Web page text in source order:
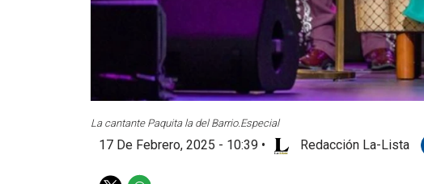
La cantante Paquita la del Barrio. Especial
17 De Febrero, 2025 - 10:39 • Redacción La-Lista